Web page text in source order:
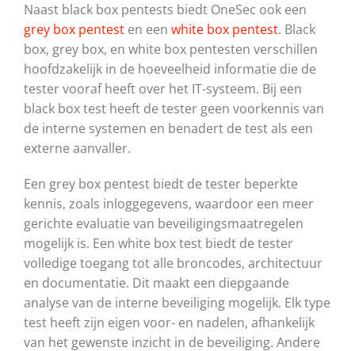
Naast black box pentests biedt OneSec ook een
grey box pentest en een white box pentest. Black
box, grey box, en white box pentesten verschillen
hoofdzakelijk in de hoeveelheid informatie die de
tester vooraf heeft over het IT-systeem. Bij een
black box test heeft de tester geen voorkennis van
de interne systemen en benadert de test als een
externe aanvaller.
Een grey box pentest biedt de tester beperkte
kennis, zoals inloggegevens, waardoor een meer
gerichte evaluatie van beveiligingsmaatregelen
mogelijk is. Een white box test biedt de tester
volledige toegang tot alle broncodes, architectuur
en documentatie. Dit maakt een diepgaande
analyse van de interne beveiliging mogelijk. Elk type
test heeft zijn eigen voor- en nadelen, afhankelijk
van het gewenste inzicht in de beveiliging. Andere